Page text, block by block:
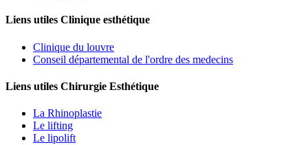
Liens utiles Clinique esthétique
Clinique du louvre
Conseil départemental de l'ordre des medecins
Liens utiles Chirurgie Esthétique
La Rhinoplastie
Le lifting
Le lipolift